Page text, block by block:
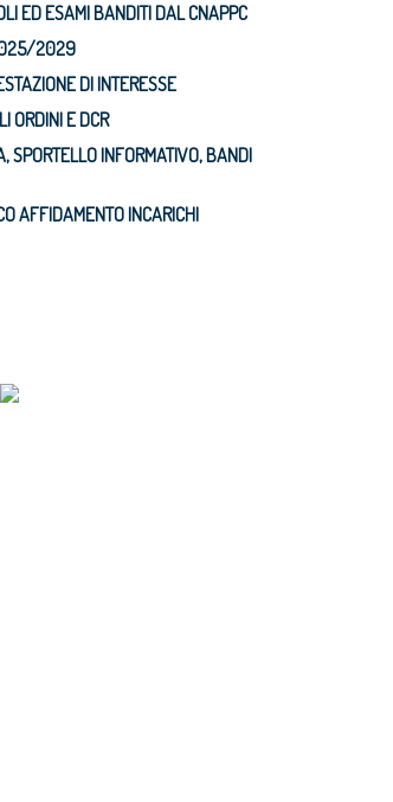
ED ESAMI BANDITI DAL CNAPPC
2029
DI INTERESSE
ORDINI E DCR
SPORTELLO INFORMATIVO, BANDI
AFFIDAMENTO INCARICHI